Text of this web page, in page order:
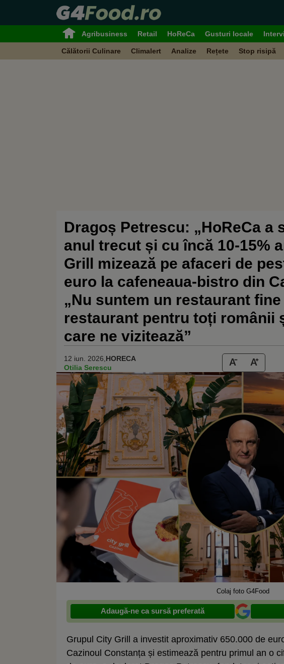
Agribusiness Retail HoReCa Gusturi locale
Călătorii Culinare Climalert Analize Rețete Stop risipă
Dragoș Petrescu: „HoReCa a
anul trecut și cu încă 10-15%
Grill mizează pe afaceri de
euro la cafeneaua-bistro din
„Nu suntem un restaurant
restaurant pentru toți românii
care ne vizitează”
12 iun. 2026, HORECA
Otilia Serescu
Colaj foto G4Food
Adaugă-ne ca sursă preferată
Grupul City Grill a investit aproximativ 650.000 de
Cazinoul Constanța și estimează pentru primul an o